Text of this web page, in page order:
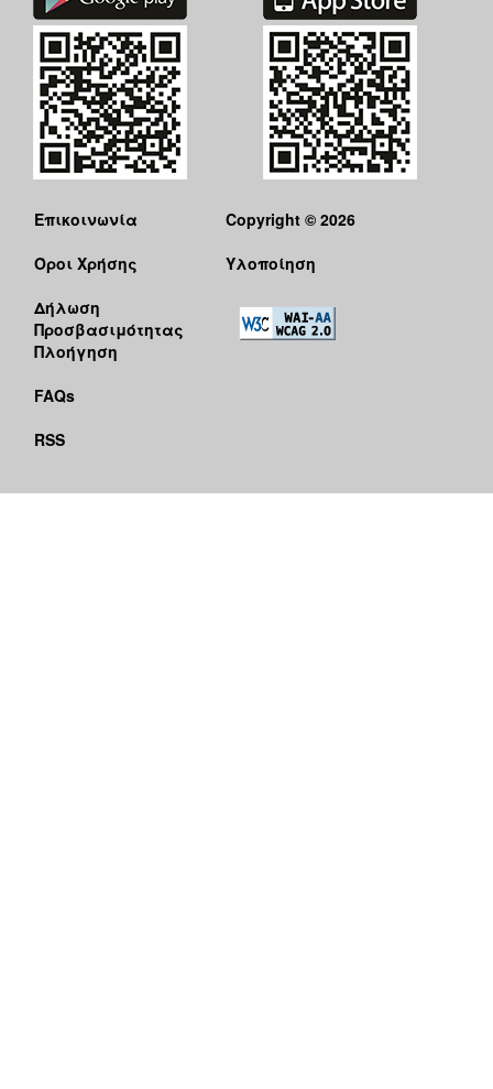
Επικοινωνία
Όροι Χρήσης
Δήλωση
Προσβασιμότητας
Πλοήγηση
FAQs
RSS
Copyright © 2026
Υλοποίηση